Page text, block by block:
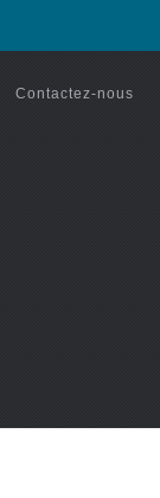
Contactez-nous